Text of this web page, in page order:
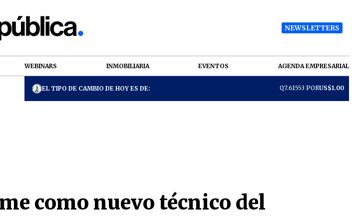
NEWSLETTERS
WEBINARS INMOBILIARIA EVENTOS AGENDA EMPRESARIAL
EL TIPO DE CAMBIO DE HOY ES DE: Q7.61553 PORUS$1.00
como nuevo técnico del